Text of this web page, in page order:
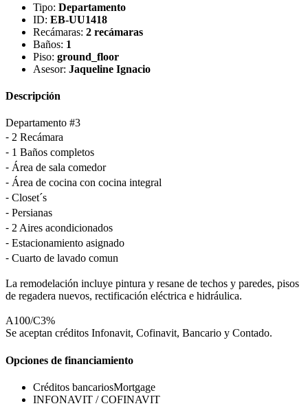
Tipo: Departamento
ID: EB-UU1418
Recámaras: 2 recámaras
Baños: 1
Piso: ground_floor
Asesor: Jaqueline Ignacio
Descripción
Departamento #3
⁃ 2 Recámara
⁃ 1 Baños completos
⁃ Área de sala comedor
⁃ Área de cocina con cocina integral
⁃ Closet´s
⁃ Persianas
⁃ 2 Aires acondicionados
⁃ Estacionamiento asignado
⁃ Cuarto de lavado comun
La remodelación incluye pintura y resane de techos y paredes, pisos
de regadera nuevos, rectificación eléctrica e hidráulica.
A100/C3%
Se aceptan créditos Infonavit, Cofinavit, Bancario y Contado.
Opciones de financiamiento
Créditos bancariosMortgage
INFONAVIT / COFINAVIT